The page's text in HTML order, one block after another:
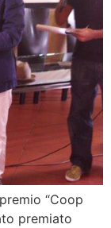
“Coop
premiato